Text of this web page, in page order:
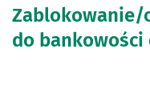
Zablokowanie/
do